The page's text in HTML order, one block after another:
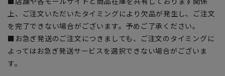
上、ご注文いただいたタイミングにより欠品が発生し、ご注文
を完了できない場合がございます。予めご了承ください。
■お急ぎ発送のご注文につきましても、ご注文のタイミングに
よってはお急ぎ発送サービスを選択できない場合がございま
す。